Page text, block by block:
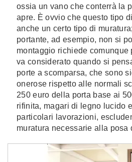
ossia un vano che conterrà la
apre. È ovvio che questo tipo
anche un certo tipo di
portante, ad esempio, non si
montaggio richiede comunque
va considerato quando si
porte a scomparsa, che sono
onerose rispetto alle normali
250 euro della porta base ai
rifinita, magari di legno lucido
particolari lavorazioni,
muratura necessarie alla posa